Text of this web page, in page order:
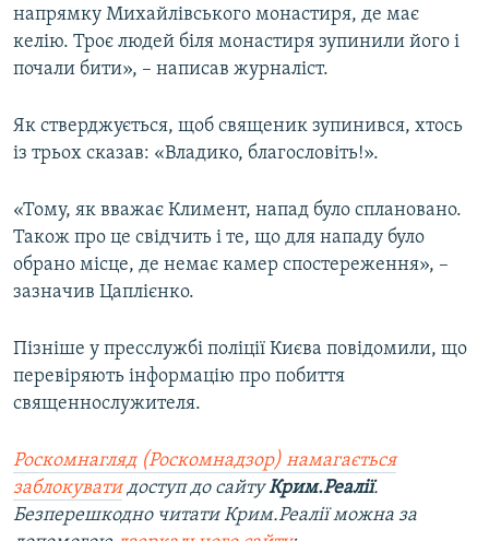
напрямку Михайлівського монастиря, де має
келію. Троє людей біля монастиря зупинили його і
почали бити», – написав журналіст.
Як стверджується, щоб священик зупинився, хтось
із трьох сказав: «Владико, благословіть!».
«Тому, як вважає Климент, напад було сплановано.
Також про це свідчить і те, що для нападу було
обрано місце, де немає камер спостереження», –
зазначив Цаплієнко.
Пізніше у пресслужбі поліції Києва повідомили, що
перевіряють інформацію про побиття
священнослужителя.
Роскомнагляд (Роскомнадзор) намагається
заблокуватидоступ до сайтуКрим.Реалії.
Безперешкодно читати Крим.Реалії можна за